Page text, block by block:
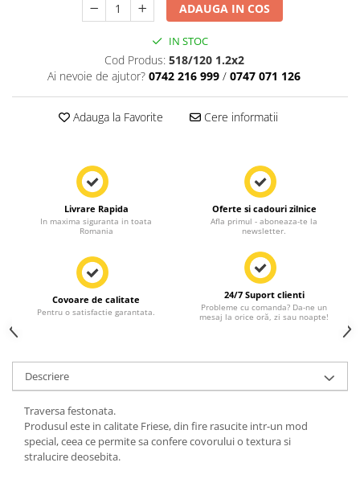
ADAUGA IN COS
IN STOC
Cod Produs: 518/120 1.2x2
Ai nevoie de ajutor? 0742 216 999 / 0747 071 126
Adauga la Favorite Cere informatii
Livrare Rapida
In maxima siguranta in toata
Romania
Oferte si cadouri zilnice
Afla primul - aboneaza-te la
newsletter.
Covoare de calitate
Pentru o satisfactie garantata.
24/7 Suport clienti
Probleme cu comanda? Da-ne un
mesaj la orice oră, zi sau noapte!
Descriere
Traversa festonata.
Produsul este in calitate Friese, din fire rasucite intr-un mod
special, ceea ce permite sa confere covorului o textura si
stralucire deosebita.